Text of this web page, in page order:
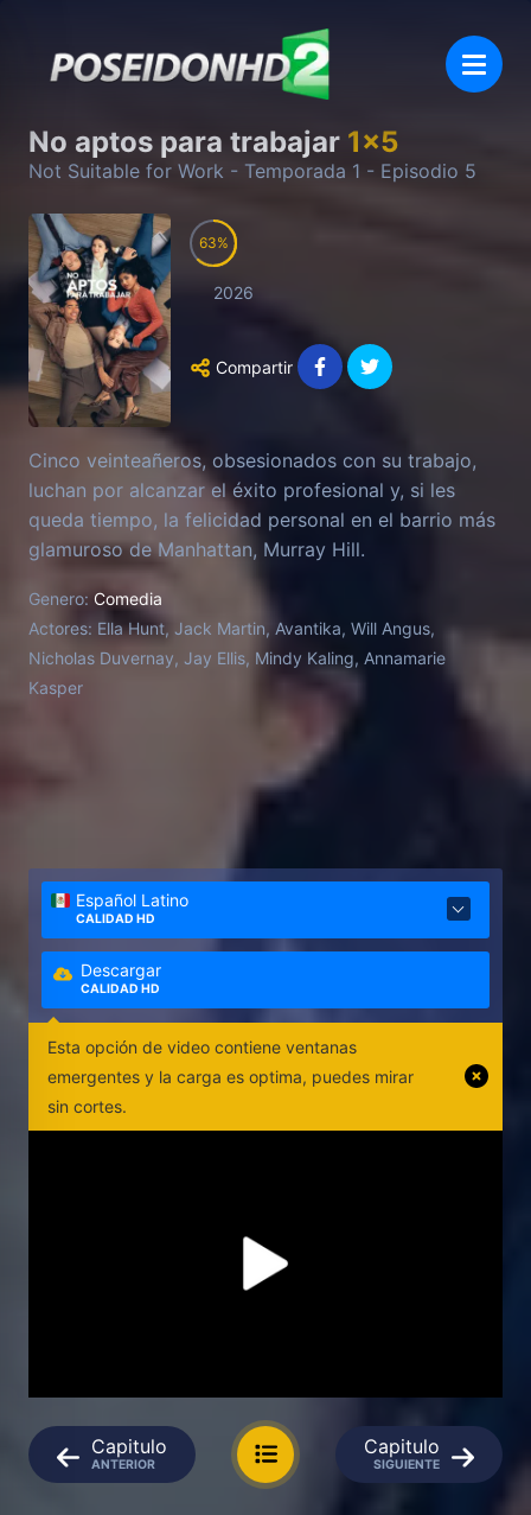
No aptos para trabajar 1x5
Not Suitable for Work - Temporada 1 - Episodio 5
63
2026
Compartir
Cinco veinteañeros, obsesionados con su trabajo,
luchan por alcanzar el éxito profesional y, si les
queda tiempo, la felicidad personal en el barrio más
glamuroso de Manhattan, Murray Hill.
Genero: Comedia
Actores: Ella Hunt, Jack Martin, Avantika, Will Angus,
Nicholas Duvernay, Jay Ellis, Mindy Kaling, Annamarie
Kasper
Español Latino
CALIDAD HD
Descargar
CALIDAD HD
Esta opción de video contiene ventanas
emergentes y la carga es optima, puedes mirar
sin cortes.
Capitulo
ANTERIOR
Capitulo
SIGUIENTE